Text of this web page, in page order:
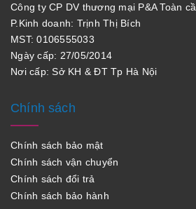
Công ty CP DV thương mại P&A Toàn
P.Kinh doanh: Trịnh Thị Bích
MST: 0106555033
Ngày cấp: 27/05/2014
Nơi cấp: Sở KH & ĐT Tp Hà Nội
Chính sách
Chính sách bảo mật
Chính sách vận chuyển
Chính sách đổi trả
Chính sách bảo hành